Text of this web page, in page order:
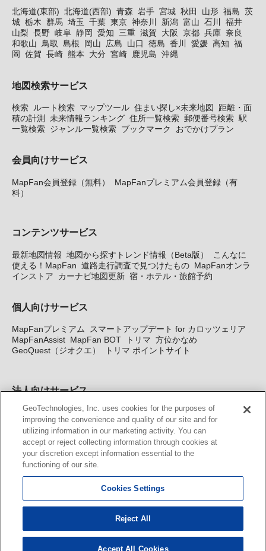
北海道(東部) 北海道(西部) 青森 岩手 宮城 秋田 山形 福島 茨
城 栃木 群馬 埼玉 千葉 東京 神奈川 新潟 富山 石川
福井
山梨 長野 岐阜 静岡 愛知 三重 滋賀 大阪 京都 兵庫 奈良
和歌山 鳥取 島根 岡山 広島 山口 徳島 香川 愛媛 高知 福
岡
佐賀 長崎 熊本 大分 宮崎 鹿児島 沖縄
地図検索サービス
検索 ルート検索 マップツール 住まい探し×未来地図
距離・面
積の計測
未来情報ランキング 住所一覧検索 郵便番号検索 駅
一覧検索 ジャンル一覧検索 ブックマーク おでかけプラン
会員向けサービス
MapFan会員登録（無料）
MapFanプレミアム会員登録（有
料）
コンテンツサービス
最新地図情報 地図から探すトレンド情報（Beta版）
こんなに
使える！MapFan 道路走行調査で見つけたもの MapFanオンラ
インストア
カーナビ地図更新 宿・ホテル・旅館予約
個人向けサービス
MapFanプレミアム
スマートアップデート for カロッツェリア
MapFanAssist MapFan BOT トリマ 方位かなめ
GeoQuest（ジオクエ）
トリマ ポイントサイト
法人向けサービス
法人向け地図・位置情報サービス WEBサイト・システム向け地
図API Windows PC向け地図開発キット MapFan DB 住所確認
サービス
MAP WORLD+ トリマ広告 Geo-Research
カーナビ地図更新サービス
MapFan スマートメンバーズ
KENWOOD MapFan Club
GeoTechnologies, Inc. uses cookies for the purposes of
improving the convenience and quality of our site and for
utilizing information in our marketing activity. You can
accept or reject collecting information through cookies at
your discretion except information essential to the
functioning of our site.
Cookies Settings
Reject All
Accept All Cookies